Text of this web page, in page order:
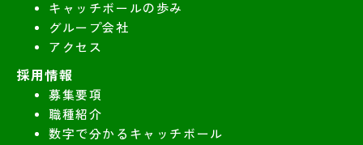
キャッチボールの歩み
グループ会社
アクセス
採用情報
募集要項
職種紹介
数字で分かるキャッチボール